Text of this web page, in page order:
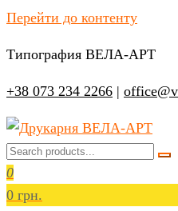
Перейти до контенту
Типография ВЕЛА-АРТ
+38 073 234 2266 |
Друкарня ВЕЛА-АРТ
Офсетний, цифровий та
Замовлення поліграфії
0
0 грн.